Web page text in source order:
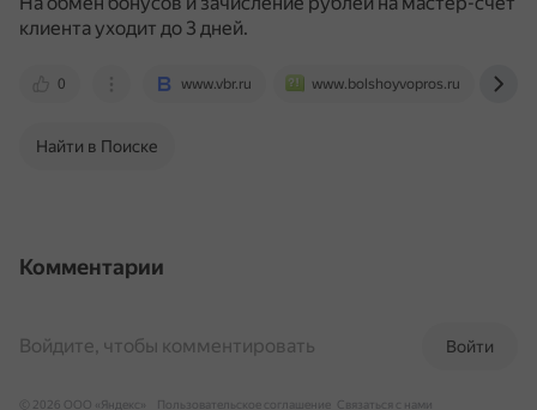
клиента уходит до 3 дней.
0 www.vbr.ru www.bolshoyvopros.ru
Найти в Поиске
Комментарии
Войти
Войдите, чтобы комментировать
© 2026 ООО «Яндекс» Пользовательское соглашение Связаться с нами